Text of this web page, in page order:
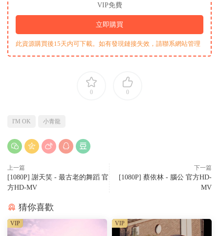
VIP免費
立即購買
此資源購買後15天内可下載。如有發現鏈接失效，請聯系網站管理
0 0
I'M OK 小青龍
上一篇
[1080P] 謝天笑 - 最古老的舞蹈 官
方HD-MV
下一篇
[1080P] 蔡依林 - 腦公 官方HD-
MV
猜你喜歡
VIP VIP